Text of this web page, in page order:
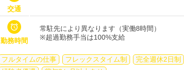
交通

勤務時間
常駐先により異なります（実働8時間）
※超過勤務手当は100%支給
フルタイムの仕事 フレックスタイム制 完全週休2日制